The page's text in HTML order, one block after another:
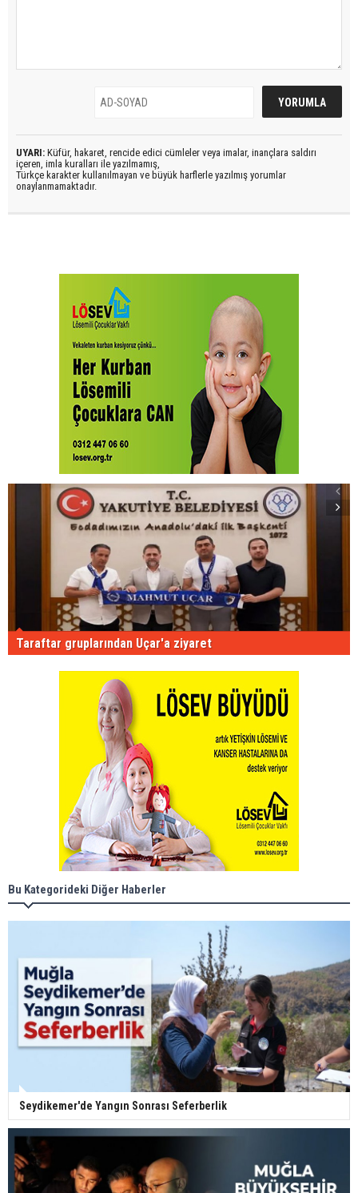
UYARI: Küfür, hakaret, rencide edici cümleler veya imalar, inançlara saldırı
içeren, imla kuralları ile yazılmamış,
Türkçe karakter kullanılmayan ve büyük harflerle yazılmış yorumlar
onaylanmamaktadır.
Taraftar gruplarından Uçar'a ziyaret
Bu Kategorideki Diğer Haberler
Seydikemer'de Yangın Sonrası Seferberlik